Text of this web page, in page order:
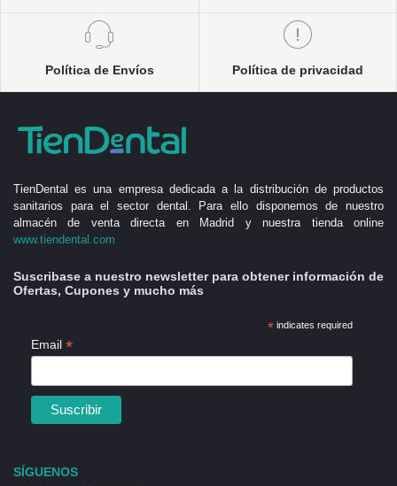
Política de Envíos Política de privacidad
TienDental es una empresa dedicada a la distribución de productos
sanitarios para el sector dental. Para ello disponemos de nuestro
almacén de venta directa en Madrid y nuestra tienda online
www.tiendental.com
Suscribase a nuestro newsletter para obtener información de
Ofertas, Cupones y mucho más
*indicates required
Email *
SÍGUENOS